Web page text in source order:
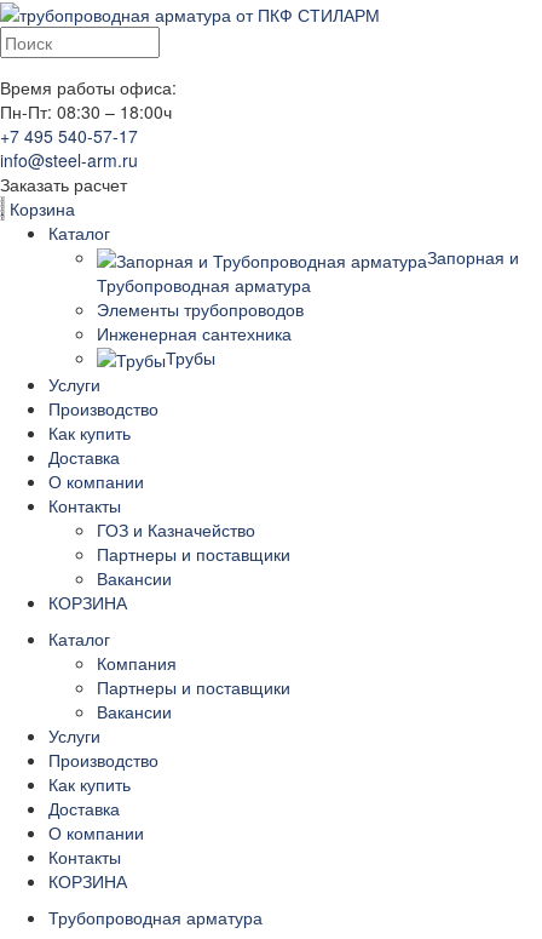
Время работы офиса:
Пн-Пт: 08:30 – 18:00ч
+7 495 540-57-17
info@steel-arm.ru
Заказать расчет
. Корзина
Каталог
Запорная и
Трубопроводная арматура
Элементы трубопроводов
Инженерная сантехника
Трубы
Услуги
Производство
Как купить
Доставка
О компании
Контакты
ГОЗ и Казначейство
Партнеры и поставщики
Вакансии
КОРЗИНА
Каталог
Компания
Партнеры и поставщики
Вакансии
Услуги
Производство
Как купить
Доставка
О компании
Контакты
КОРЗИНА
Трубопроводная арматура